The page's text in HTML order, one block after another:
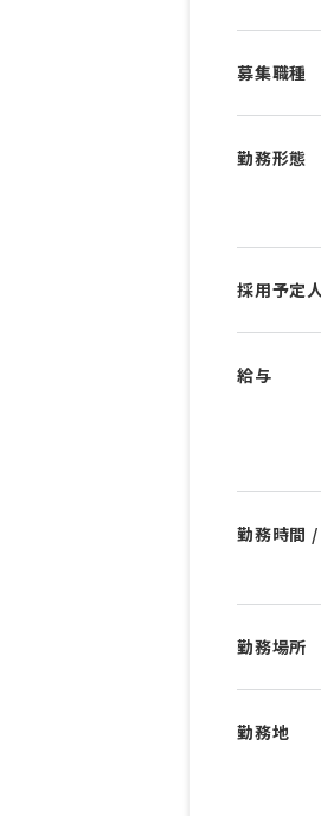
募集職種
勤務形態
採用予定
給与
勤務時間
勤務場所
勤務地